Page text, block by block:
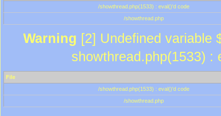
/showthread.php(1533) : eval()'d code
/showthread.php
Warning [2] Undefined variable
showthread.php(1533) :
File
/showthread.php(1533) : eval()'d code
/showthread.php